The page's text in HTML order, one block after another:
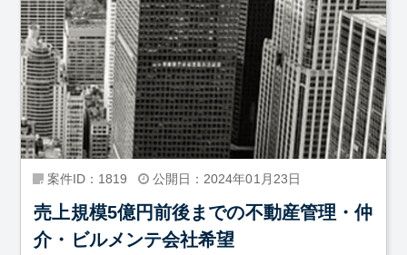
案件ID：1819 公開日：2024年01月23日
売上規模5億円前後までの不動産管理・仲
介・ビルメンテ会社希望